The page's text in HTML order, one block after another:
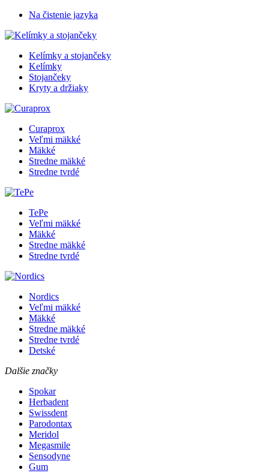
Na čistenie jazyka
Kelímky a stojančeky
Kelímky
Stojančeky
Kryty a držiaky
Curaprox
Veľmi mäkké
Mäkké
Stredne mäkké
Stredne tvrdé
TePe
Veľmi mäkké
Mäkké
Stredne mäkké
Stredne tvrdé
Nordics
Veľmi mäkké
Mäkké
Stredne mäkké
Stredne tvrdé
Detské
Dalšie značky
Spokar
Herbadent
Swissdent
Parodontax
Meridol
Megasmile
Sensodyne
Gum